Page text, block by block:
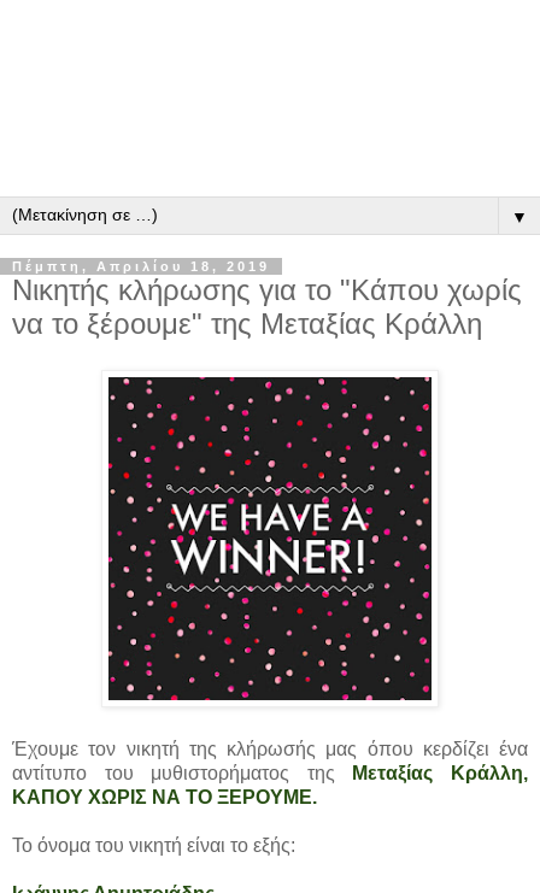
▼
Πέμπτη, Απριλίου 18, 2019
Νικητής κλήρωσης για το "Κάπου χωρίς
να το ξέρουμε" της Μεταξίας Κράλλη
Έχουμε τον νικητή της κλήρωσής μας όπου κερδίζει ένα
αντίτυπο του μυθιστορήματος της Μεταξίας Κράλλη,
ΚΑΠΟΥ ΧΩΡΙΣ ΝΑ ΤΟ ΞΕΡΟΥΜΕ.
Το όνομα του νικητή είναι το εξής: